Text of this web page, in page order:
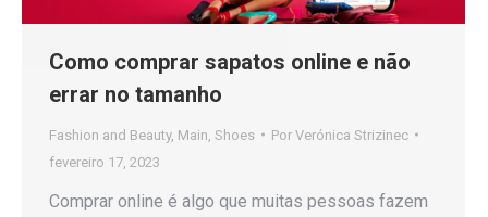
Como comprar sapatos online e não
errar no tamanho
Fashion and Beauty, Main Shoes Por Verónica Strizinec
fevereiro 17, 2023
Comprar online é algo que muitas pessoas fazem